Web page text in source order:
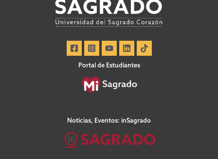
Portal de Estudiantes
Noticias, Eventos: inSagrado